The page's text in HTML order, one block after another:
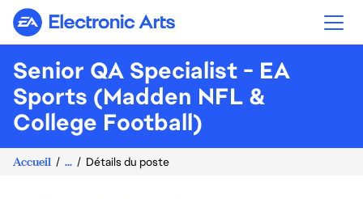
Electronic Arts
Senior QA Specialist - EA
Sports (Madden NFL &
College Football)
Accueil ... Détails du poste